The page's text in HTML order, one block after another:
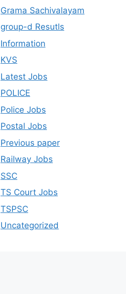
Grama Sachivalayam
group-d Resutls
Information
KVS
Latest Jobs
POLICE
Police Jobs
Postal Jobs
Previous paper
Railway Jobs
SSC
TS Court Jobs
TSPSC
Uncategorized